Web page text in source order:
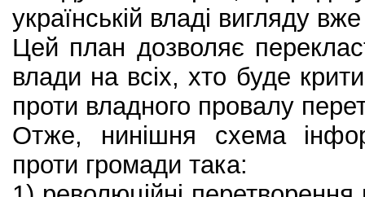
українській владі вигляду
Цей план дозволяє
влади на всіх, хто буде
проти владного провалу
Отже, нинішня схема
проти громади така: